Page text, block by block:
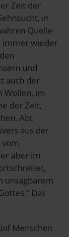
Zeit der
in
Quelle
immer wieder
und
auch der
Wollen, im
der Zeit,
Abt
aus der
vom
aber im
unsagbarem
Das
Menschen